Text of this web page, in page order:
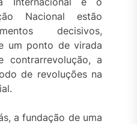
Nacional estão
decisivos,
um ponto de virada
contrarrevolução, a
de revoluções na
a fundação de uma